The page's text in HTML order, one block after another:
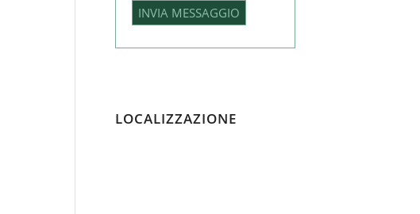
LOCALIZZAZIONE